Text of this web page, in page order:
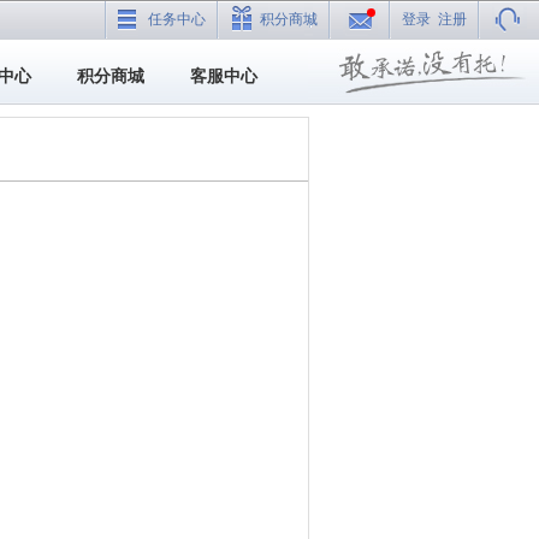
任务中心 积分商城 登录 注册
心 积分商城 客服中心